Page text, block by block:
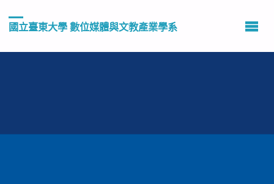
國立臺東大學 數位媒體與文教產業學系